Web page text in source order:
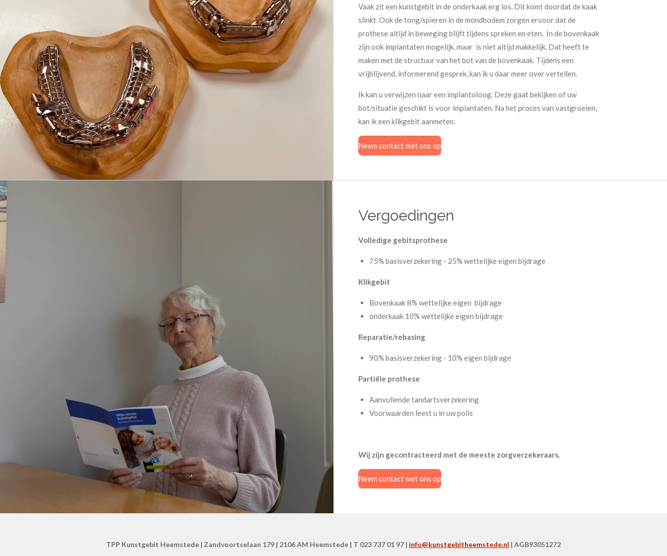
Vaak zit een kunstgebit in de onderkaak erg los. Dit komt doordat de kaak
slinkt. Ook de tong/spieren in de mondbodem zorgen ervoor dat de
prothese altijd in beweging blijft tijdens spreken en eten. In de bovenkaak
zijn ook implantaten mogelijk, maar is niet altijd makkelijk. Dat heeft te
maken met de structuur van het bot van de bovenkaak. Tijdens een
vrijblijvend, informerend gesprek, kan ik u daar meer over vertellen.
Ik kan u verwijzen naar een implantoloog. Deze gaat bekijken of uw
bot/situatie geschikt is voor implantaten. Na het proces van vastgroeien,
kan ik een klikgebit aanmeten.
Neem contact met ons op
Vergoedingen
Volledige gebitsprothese
75% basisverzekering - 25% wettelijke eigen bijdrage
Klikgebit
Bovenkaak 8% wettelijke eigen bijdrage
onderkaak 10% wettelijke eigen bijdrage
Reparatie/rebasing
90% basisverzekering - 10% eigen bijdrage
Partiële prothese
Aanvullende tandartsverzekering
Voorwaarden leest u in uw polis
Wij zijn gecontracteerd met de meeste zorgverzekeraars.
Neem contact met ons op
TPP Kunstgebit Heemstede | Zandvoortselaan 179 | 2106 AM Heemstede | T 023 737 01 97 | info@kunstgebitheemstede.nl | AGB93051272